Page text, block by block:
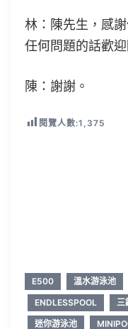
林：陳先生，感
任何問題的話歡
陳：謝謝。
閱覽人數:1,375
E500 溫水游泳池
ENDLESSPOOL
三
迷你游泳池